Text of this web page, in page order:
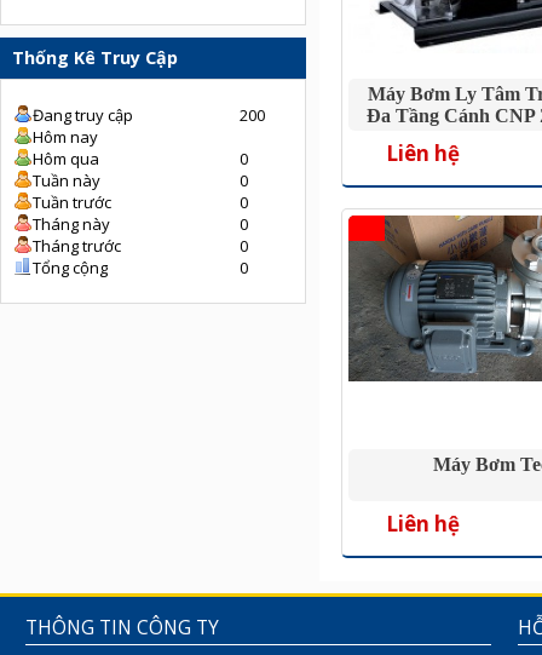
Thống Kê Truy Cập
Đang truy cập
200
Hôm nay
Hôm qua
0
Tuần này
0
Tuần trước
0
Tháng này
0
Tháng trước
0
Tổng cộng
0
Máy Bơm Ly Tâm
Đa Tầng Cánh CNP
Liên hệ
Máy Bơm
Liên hệ
THÔNG TIN CÔNG TY